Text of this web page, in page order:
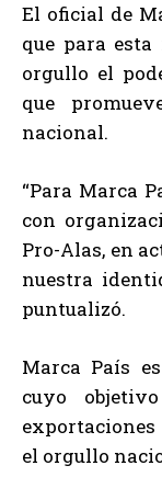
El oficial de
que para
orgullo el
que
nacional.
“Para Marca
con
Pro-Alas, en
nuestra
puntualizó.
Marca País
cuyo
el orgullo